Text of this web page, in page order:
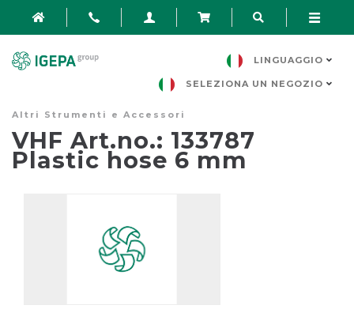
LINGUAGGIO
SELEZIONA UN NEGOZIO
Altri Strumenti e Accessori
VHF Art.no.: 133787
Plastic hose 6 mm